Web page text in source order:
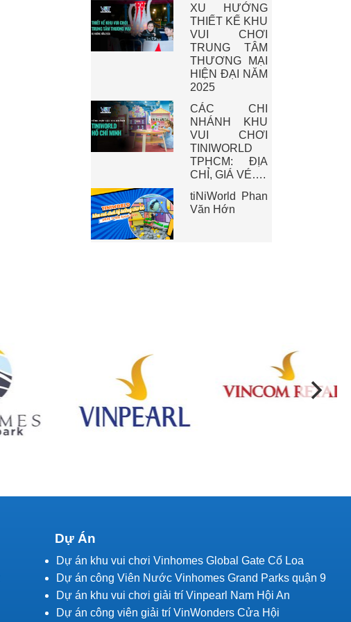
XU HƯỚNG
THIẾT KẾ KHU
VUI CHƠI
TRUNG TÂM
THƯƠNG MẠI
HIỆN ĐẠI NĂM
2025
CÁC CHI
NHÁNH KHU
VUI CHƠI
TINIWORLD
TPHCM: ĐỊA
CHỈ, GIÁ VÉ….
tiNiWorld Phan
Văn Hớn
Dự Án
Dự án khu vui chơi Vinhomes Global Gate Cổ Loa
Dự án công Viên Nước Vinhomes Grand Parks quận 9
Dự án khu vui chơi giải trí Vinpearl Nam Hội An
Dự án công viên giải trí VinWonders Cửa Hội